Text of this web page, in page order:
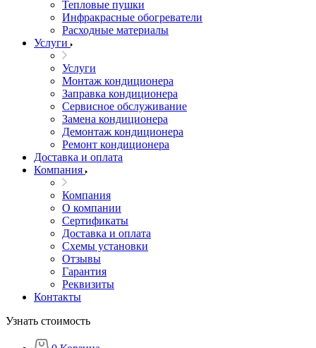
Тепловые пушки
Инфракрасные обогреватели
Расходные материалы
Услуги
Услуги
Монтаж кондиционера
Заправка кондиционера
Сервисное обслуживание
Замена кондиционера
Демонтаж кондиционера
Ремонт кондиционера
Доставка и оплата
Компания
Компания
О компании
Сертификаты
Доставка и оплата
Схемы установки
Отзывы
Гарантия
Реквизиты
Контакты
Узнать стоимость